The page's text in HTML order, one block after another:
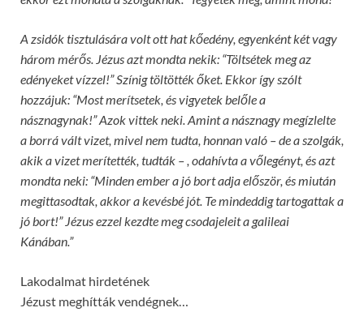
A zsidók tisztulására volt ott hat kőedény, egyenként két vagy
három mérős. Jézus azt mondta nekik: “Töltsétek meg az
edényeket vízzel!” Színig töltötték őket. Ekkor így szólt
hozzájuk: “Most merítsetek, és vigyetek belőle a
násznagynak!” Azok vittek neki. Amint a násznagy megízlelte
a borrá vált vizet, mivel nem tudta, honnan való – de a szolgák,
akik a vizet merítették, tudták – , odahívta a vőlegényt, és azt
mondta neki: “Minden ember a jó bort adja először, és miután
megittasodtak, akkor a kevésbé jót. Te mindeddig tartogattak a
jó bort!” Jézus ezzel kezdte meg csodajeleit a galileai
Kánában.”
Lakodalmat hirdetének
Jézust meghítták vendégnek…